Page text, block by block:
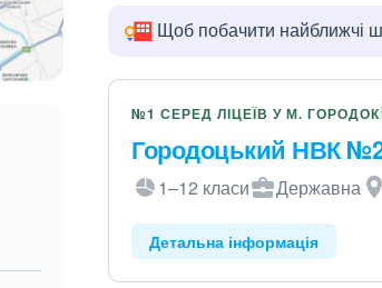
Щоб побачити найближчі
№1 СЕРЕД ЛІЦЕЇВ У М. ГОРОДОК
Городоцький НВК №2
1–12 класи Державна
Детальна інформація